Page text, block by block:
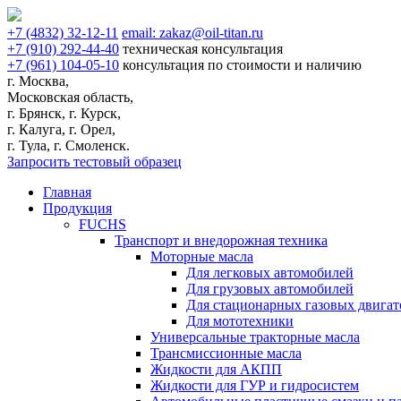
+7 (4832) 32-12-11 email: zakaz@oil-titan.ru
+7 (910) 292-44-40 техническая консультация
+7 (961) 104-05-10 консультация по стоимости и наличию
г. Москва,
Московская область,
г. Брянск, г. Курск,
г. Калуга, г. Орел,
г. Тула, г. Смоленск.
Запросить тестовый образец
Главная
Продукция
FUCHS
Транспорт и внедорожная техника
Моторные масла
Для легковых автомобилей
Для грузовых автомобилей
Для стационарных газовых
Для мототехники
Универсальные тракторные масла
Трансмиссионные масла
Жидкости для АКПП
Жидкости для ГУР и гидросистем